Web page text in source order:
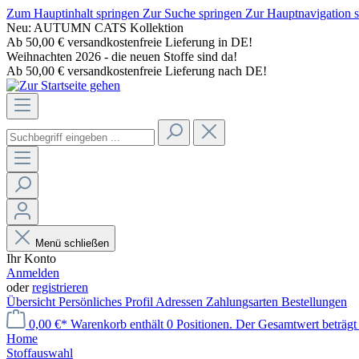
Zum Hauptinhalt springen Zur Suche springen Zur Hauptnavigation
Neu: AUTUMN CATS Kollektion
Ab 50,00 € versandkostenfreie Lieferung in DE!
Weihnachten 2026 - die neuen Stoffe sind da!
Ab 50,00 € versandkostenfreie Lieferung nach DE!
Menü schließen
Ihr Konto
Anmelden
oderregistrieren
Übersicht Persönliches Profil Adressen Zahlungsarten Bestellungen
0,00 €* Warenkorb enthält 0 Positionen. Der Gesamtwert
Home
Stoffauswahl